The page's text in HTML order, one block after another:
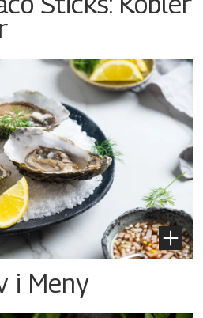
i Meny